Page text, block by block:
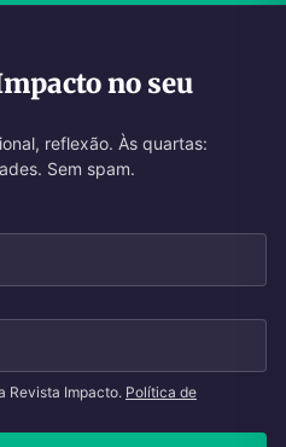
no seu
reflexão. Às quartas:
Sem spam.
Revista Impacto. Política de